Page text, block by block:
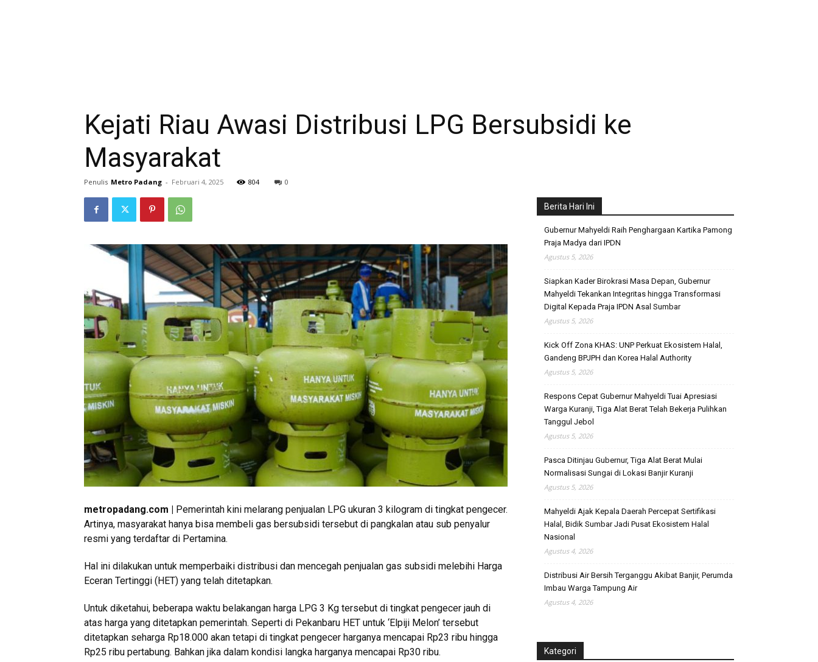
Kejati Riau Awasi Distribusi LPG Bersubsidi ke
Masyarakat
Penulis Metro Padang - Februari 4, 2025 804 0
metropadang.com | Pemerintah kini melarang penjualan LPG ukuran 3 kilogram di tingkat pengecer.
Artinya, masyarakat hanya bisa membeli gas bersubsidi tersebut di pangkalan atau sub penyalur
resmi yang terdaftar di Pertamina.
Hal ini dilakukan untuk memperbaiki distribusi dan mencegah penjualan gas subsidi melebihi Harga
Eceran Tertinggi (HET) yang telah ditetapkan.
Untuk diketahui, beberapa waktu belakangan harga LPG 3 Kg tersebut di tingkat pengecer jauh di
atas harga yang ditetapkan pemerintah. Seperti di Pekanbaru HET untuk ‘Elpiji Melon’ tersebut
ditetapkan seharga Rp18.000 akan tetapi di tingkat pengecer harganya mencapai Rp23 ribu hingga
Rp25 ribu pertabung. Bahkan jika dalam kondisi langka harganya mencapai Rp30 ribu.
Berita Hari Ini
Gubernur Mahyeldi Raih Penghargaan Kartika Pamong
Praja Madya dari IPDN
Agustus 5, 2026
Siapkan Kader Birokrasi Masa Depan, Gubernur
Mahyeldi Tekankan Integritas hingga Transformasi
Digital Kepada Praja IPDN Asal Sumbar
Agustus 5, 2026
Kick Off Zona KHAS: UNP Perkuat Ekosistem Halal,
Gandeng BPJPH dan Korea Halal Authority
Agustus 5, 2026
Respons Cepat Gubernur Mahyeldi Tuai Apresiasi
Warga Kuranji, Tiga Alat Berat Telah Bekerja Pulihkan
Tanggul Jebol
Agustus 5, 2026
Pasca Ditinjau Gubernur, Tiga Alat Berat Mulai
Normalisasi Sungai di Lokasi Banjir Kuranji
Agustus 5, 2026
Mahyeldi Ajak Kepala Daerah Percepat Sertifikasi
Halal, Bidik Sumbar Jadi Pusat Ekosistem Halal
Nasional
Agustus 4, 2026
Distribusi Air Bersih Terganggu Akibat Banjir, Perumda
Imbau Warga Tampung Air
Agustus 4, 2026
Kategori